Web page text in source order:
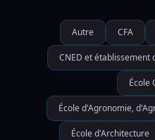
Autre CFA
CNED et établissement
École
École d'Agronomie,
École d'Architecture